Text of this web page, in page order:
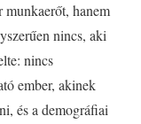
munkaerőt, hanem
nincs, aki
nincs
ember, akinek
és a demográfiai